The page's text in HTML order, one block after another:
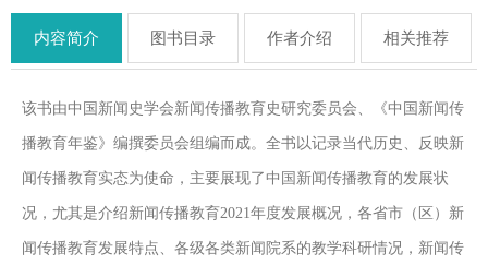
内容简介 图书目录 作者介绍 相关推荐
该书由中国新闻史学会新闻传播教育史研究委员会、《中国新闻传
播教育年鉴》编撰委员会组编而成。全书以记录当代历史、反映新
闻传播教育实态为使命，主要展现了中国新闻传播教育的发展状
况，尤其是介绍新闻传播教育2021年度发展概况，各省市（区）新
闻传播教育发展特点、各级各类新闻院系的教学科研情况，新闻传